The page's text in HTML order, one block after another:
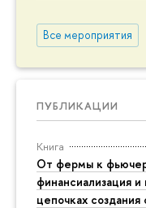
Все мероприятия
ПУБЛИКАЦИИ
Книга
От фермы к
финансиализация и
цепочках